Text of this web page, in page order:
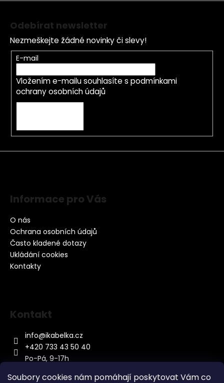
Soubory cookies nám pomáhají poskytovat Vám co
Odebírat newsletter
Nezmeškejte žádné novinky či slevy!
E-mail
Vložením e-mailu souhlasíte s podmínkami
ochrany osobních údajů
Informace pro Vás
O nás
Ochrana osobních údajů
Často kladené dotazy
Ukládání cookies
Kontakty
Kontakt
info@ikabelka.cz
+420 733 43 50 40
Po-Pá, 9-17h